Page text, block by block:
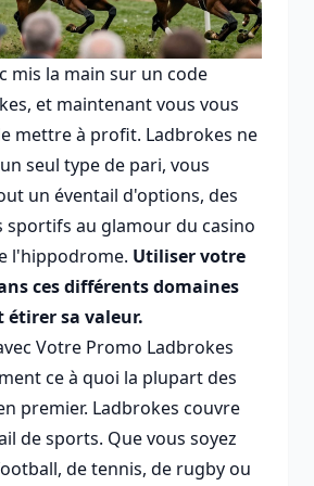
mis la main sur un code
et maintenant vous vous
mettre à profit. Ladbrokes ne
seul type de pari, vous
un éventail d'options, des
sportifs au glamour du casino
l'hippodrome. Utiliser votre
ces différents domaines
sa valeur.
Votre Promo Ladbrokes
ce à quoi la plupart des
premier. Ladbrokes couvre
de sports. Que vous soyez
de tennis, de rugby ou